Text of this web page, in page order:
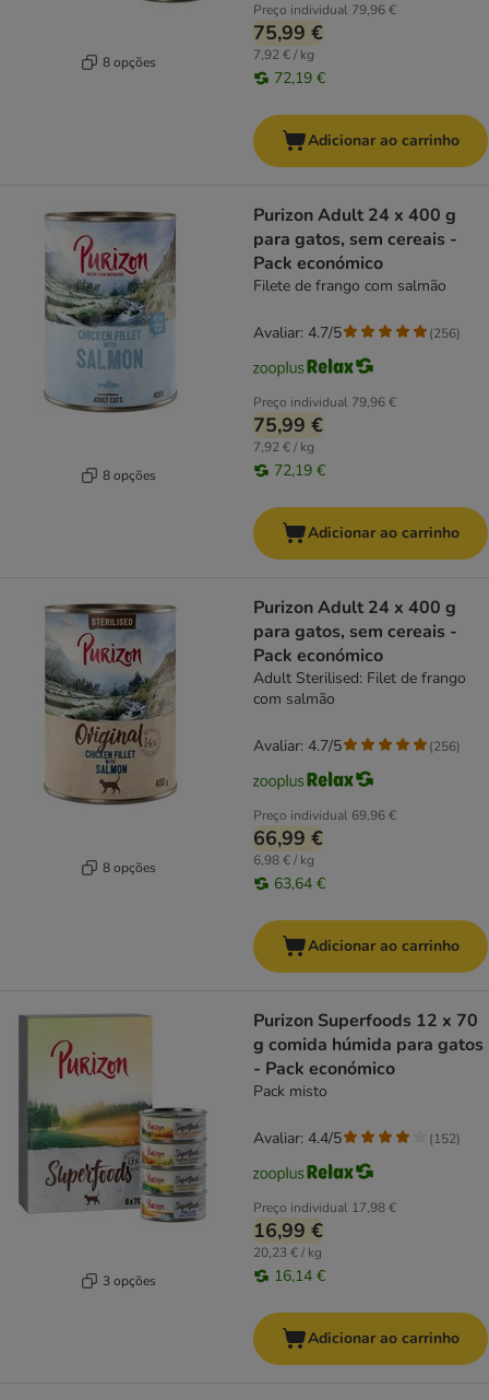
8 opções
Preço individual 79,96 €
75,99 €
7,92 € / kg
72,19 €
Adicionar ao carrinho
8 opções
Purizon Adult 24 x 400 g
para gatos, sem cereais -
Pack económico
Filete de frango com salmão
Preço individual 79,96 €
75,99 €
7,92 € / kg
72,19 €
Avaliar: 4.7/5 (256)
Adicionar ao carrinho
8 opções
Purizon Adult 24 x 400 g
para gatos, sem cereais -
Pack económico
Adult Sterilised: Filet de frango
com salmão
Preço individual 69,96 €
66,99 €
6,98 € / kg
63,64 €
Avaliar: 4.7/5 (256)
Adicionar ao carrinho
3 opções
Purizon Superfoods 12 x 70
g comida húmida para gatos
- Pack económico
Pack misto
Preço individual 17,98 €
16,99 €
20,23 € / kg
16,14 €
Avaliar: 4.4/5 (152)
Adicionar ao carrinho